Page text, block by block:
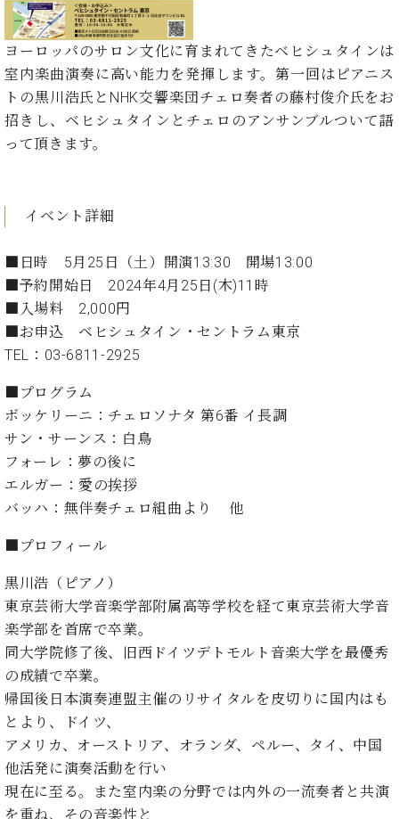
ン
レ
ジ
ン
ス
ヒ
イ
ン
コ
ン
ー
ト
C.
ベ
ヒ
シ
タ
ン
レ
ジ
デ
ン
ス
C.
ベ
ヒ
シ
音
色
と
タ
ッ
チ
イ
ン・
ジ
パ
ン
取
り
組
み
ピ
ノ
造
番
号
ン
の
秘
リ
ー
楽
家
達
シ
ュ
タ
イ
ン
音
色
ベ
シ
ュ
イ
を
弾
く
前
に
ベ
ヒ
ュ
タ
ニ
ュ
ベ
ト
せ
(入
荷
情
報
等)
ー
ス
(お
ら
せ・
デ
ィ
ア
情
報)
ャ
ペ
ー
ン
コ
ン
サ
ー
ト
レ
正
規
デ
ー
ラ
ー・
扱
店
店
サ
ロ
ン・
調
律
い！
と
い
う
は、
お
近
舗
ま
で
オンライン試弾
趣
か
ら
本
格
に
ぶ
方
ま
で
大
歓
迎。
ベヒ
シュ
タイ
ン・
会
社
案
内
会
員
ベ
ヒ
シ
タ
ン
ブ
ロ
グ
ヨーロッパのサロン文化に育まれてきたベヒシュタインは
室内楽曲演奏に高い能力を発揮します。第一回はピアニス
トの黒川浩氏とNHK交響楽団チェロ奏者の藤村俊介氏をお
招きし、ベヒシュタインとチェロのアンサンブルついて語
って頂きます。
イベント詳細
■日時 5月25日（土）開演13:30 開場13:00
■予約開始日 2024年4月25日(木)11時
■入場料 2,000円
■お申込 ベヒシュタイン・セントラム東京
TEL：03-6811-2925
■プログラム
ボッケリーニ：チェロソナタ 第6番 イ長調
サン・サーンス：白鳥
フォーレ：夢の後に
エルガー：愛の挨拶
バッハ：無伴奏チェロ組曲より 他
■プロフィール
黒川浩（ピアノ）
東京芸術大学音楽学部附属高等学校を経て東京芸術大学音
楽学部を首席で卒業。
同大学院修了後、旧西ドイツデトモルト音楽大学を最優秀
の成績で卒業。
帰国後日本演奏連盟主催のリサイタルを皮切りに国内はも
とより、ドイツ、
アメリカ、オーストリア、オランダ、ペルー、タイ、中国
他活発に演奏活動を行い
現在に至る。また室内楽の分野では内外の一流奏者と共演
を重ね、その音楽性と